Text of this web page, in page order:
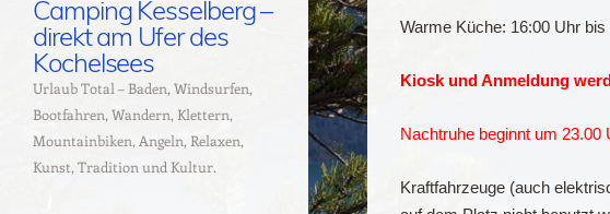
Camping Kesselberg –
direkt am Ufer des
Kochelsees
Urlaub Total – Baden, Windsurfen,
Bootfahren, Wandern, Klettern,
Mountainbiken, Angeln, Relaxen,
Kunst, Tradition und Kultur.
Warme Küche: 16:00 Uhr bis
Kiosk und Anmeldung
Nachtruhe beginnt um 23.00
Kraftfahrzeuge (auch